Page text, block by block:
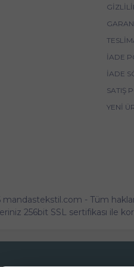
İADE
İADE
SATIŞ
YENI
- Tüm hakları
256bit SSL sertifikası ile